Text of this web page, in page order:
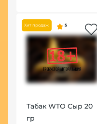
Хит продаж 5
Табак WTO Сыр 20
гр